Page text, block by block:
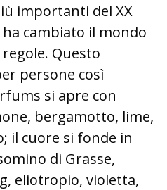
importanti del XX
cambiato il mondo
Questo
persone così
si apre con
bergamotto, lime,
il cuore si fonde in
di Grasse,
eliotropio, violetta,